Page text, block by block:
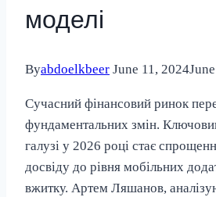
моделі
Byabdoelkbeer June 11, 2024
Сучасний фінансовий ринок
фундаментальних змін.
галузі у 2026 році стає
досвіду до рівня мобільних
вжитку. Артем Ляшанов,